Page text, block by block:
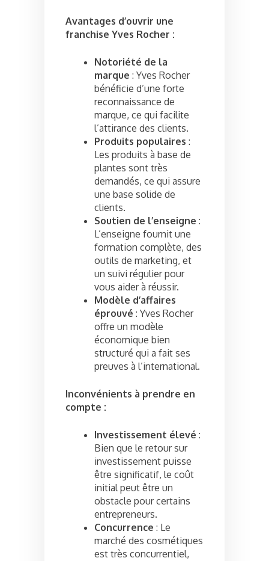
Avantages d’ouvrir une
franchise Yves Rocher :
Notoriété de la
marque : Yves Rocher
bénéficie d’une forte
reconnaissance de
marque, ce qui facilite
l’attirance des clients.
Produits populaires :
Les produits à base de
plantes sont très
demandés, ce qui assure
une base solide de
clients.
Soutien de l’enseigne :
L’enseigne fournit une
formation complète, des
outils de marketing, et
un suivi régulier pour
vous aider à réussir.
Modèle d’affaires
éprouvé : Yves Rocher
offre un modèle
économique bien
structuré qui a fait ses
preuves à l’international.
Inconvénients à prendre en
compte :
Investissement élevé :
Bien que le retour sur
investissement puisse
être significatif, le coût
initial peut être un
obstacle pour certains
entrepreneurs.
Concurrence : Le
marché des cosmétiques
est très concurrentiel,